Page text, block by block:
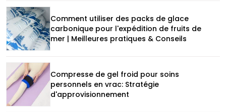
Comment utiliser des packs de glace
carbonique pour l'expédition de fruits de
mer | Meilleures pratiques & Conseils
Compresse de gel froid pour soins
personnels en vrac: Stratégie
d'approvisionnement